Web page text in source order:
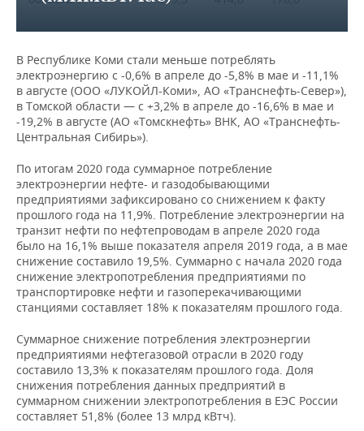
Республика
Чувашская
Республика -
Чувашия
2
219,01
2
217,72
2
567,61
Пермский край
7
8
7
Кировская
область
1
002,54
1
000,25
Нижегородская
область
2
875,13
2
825,72
2
991,68
Оренбургская
область
4
113,95
4
095,03
3
976,65
область
418,18
Самарская
область
5
987,59
6
065,51
6
003,61
Саратовская
6
6
федеральный
округ
851,1
330,9
277,6
Республика
Адыгея
371,6 161,0 164,0
Калмыкия
226,5 121,3 116,5
Республика Крым
3
825,2
3
704,2
2
212,4
3,3%
Краснодарский
край
10
825,5
10
693,2
12
450,6
1,2%
Астраханская
4
4
4
1,3%
Волгоградская
область
18
531,5
16
894,6
17
948,3
Ростовская
область
43
033,1
44
562,4
42
-3,4%
Воронежская
12
11
11
Ивановская
область
3
379,7
3
468,0
3
494,5
-2,5%
Калужская
область
7
8
8
Костромская
область
3
485,9
3
728,3
3
706,5
Курская область
8
773,9
8
706,7
8
863,6
Липецкая область
12
635,0
12
514,6
13
008,2
область
737,2
089,6
347,7
Орловская
область
2
727,2
2
767,5
2
837,0
Рязанская
6
6
В Республике Коми стали меньше потреблять
электроэнергию с -0,6% в апреле до -5,8% в мае и -11,1%
в августе (ООО «ЛУКОЙЛ-Коми», АО «Транснефть-Север»),
в Томской области — с +3,2% в апреле до -16,6% в мае и
-19,2% в августе (АО «Томскнефть» ВНК, АО «Транснефть-
Центральная Сибирь»).
По итогам 2020 года суммарное потребление
электроэнергии нефте- и газодобывающими
предприятиями зафиксировано со снижением к факту
прошлого года на 11,9%. Потребление электроэнергии на
транзит нефти по нефтепроводам в апреле 2020 года
было на 16,1% выше показателя апреля 2019 года, а в мае
снижение составило 19,5%. Суммарно с начала 2020 года
снижение электропотребления предприятиями по
транспортировке нефти и газоперекачивающими
станциями составляет 18% к показателям прошлого года.
Суммарное снижение потребления электроэнергии
предприятиями нефтегазовой отрасли в 2020 году
составило 13,3% к показателям прошлого года. Доля
снижения потребления данных предприятий в
суммарном снижении электропотребления в ЕЭС России
составляет 51,8% (более 13 млрд кВтч).